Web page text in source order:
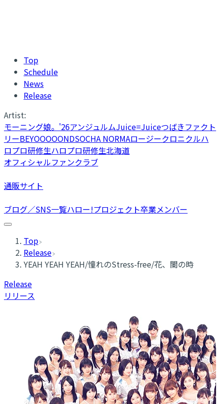
Top
Schedule
News
Release
Artist:
モーニング娘。'26アンジュルムJuice=Juiceつばきファクト
リーBEYOOOOONDSOCHA NORMAロージークロニクルハ
ロプロ研修生ハロプロ研修生北海道
オフィシャルファンクラブ
通販サイト
ブログ／SNS一覧ハロー!プロジェクト卒業メンバー
Top
Release
YEAH YEAH YEAH/憧れのStress-free/花、闌の時
Release
リリース